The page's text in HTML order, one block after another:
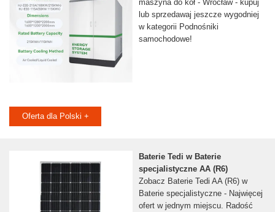
maszyna do kół - Wrocław - kupuj
lub sprzedawaj jeszcze wygodniej
w kategorii Podnośniki
samochodowe!
Oferta dla Polski +
Baterie Tedi w Baterie
specjalistyczne AA (R6)
Zobacz Baterie Tedi AA (R6) w
Baterie specjalistyczne - Najwięcej
ofert w jednym miejscu. Radość